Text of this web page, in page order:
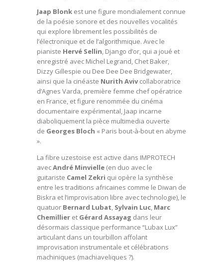
Jaap Blonk est une figure mondialement connue
de la poésie sonore et des nouvelles vocalités
qui explore librement les possibilités de
l’électronique et de l’algorithmique. Avec le
pianiste Hervé Sellin, Django d’or, qui a joué et
enregistré avec Michel Legrand, Chet Baker,
Dizzy Gillespie ou Dee Dee Dee Bridgewater,
ainsi que la cinéaste Nurith Avivcollaboratrice
d’Agnes Varda, première femme chef opératrice
en France, et figure renommée du cinéma
documentaire expérimental, Jaap incarne
diaboliquement la pièce multimedia ouverte
de Georges Bloch « Paris bout-à-bout en abyme
».
La fibre uzestoise est active dans IMPROTECH
avecAndré Minvielle (en duo avec le
guitariste Camel Zekri qui opère la synthèse
entre les traditions africaines comme le Diwan de
Biskra et l’improvisation libre avec technologie), le
quatuor Bernard Lubat, Sylvain Luc, Marc
Chemillier et Gérard Assayag dans leur
désormais classique performance “Lubax Lux”
articulant dans un tourbillon affolant
improvisation instrumentale et célébrations
machiniques (machiaveliques ?).